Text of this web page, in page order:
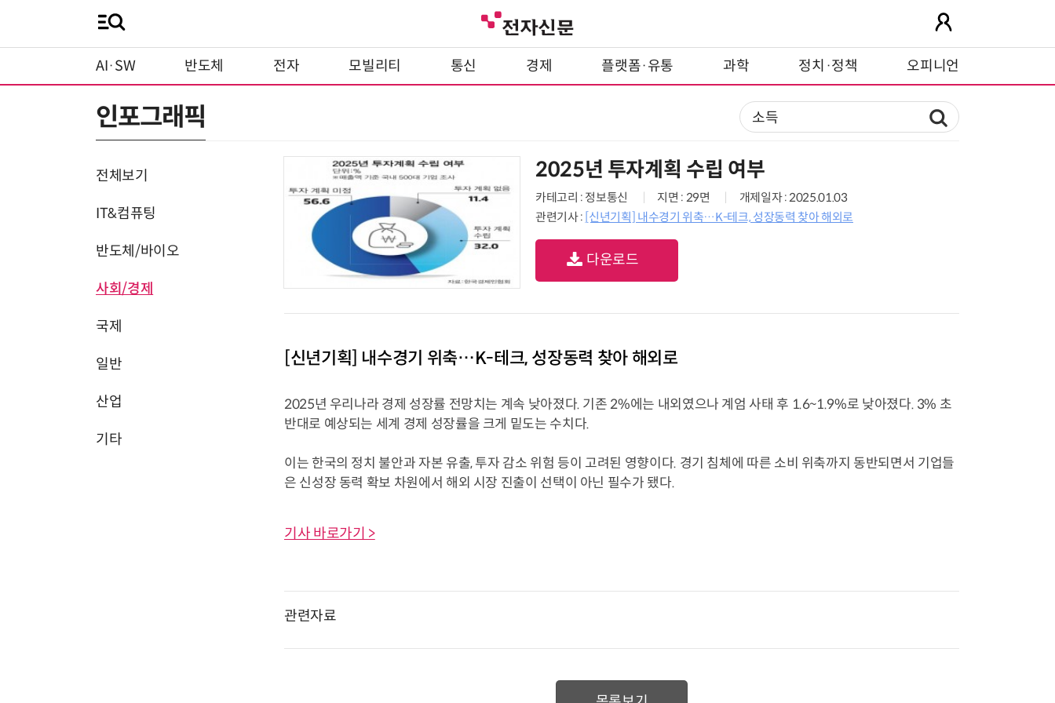
AI·SW 반도체 전자 모빌리티 통신 경제 플랫폼·유통 과학 정치·정책 오피니언
인포그래픽
전체보기
IT&컴퓨팅
반도체/바이오
사회/경제
국제
일반
산업
기타
2025년 투자계획 수립 여부
카테고리 : 정보통신 지면 : 29면
개제일자 : 2025.01.03
관련기사 : [신년기획] 내수경기 위축…K-테크, 성장동력 찾아 해외로
다운로드
[신년기획] 내수경기 위축…K-테크, 성장동력 찾아 해외로
2025년 우리나라 경제 성장률 전망치는 계속 낮아졌다. 기존 2%에는 내외였으나 계엄 사태 후 1.6~1.9%로 낮아졌다. 3% 초
반대로 예상되는 세계 경제 성장률을 크게 밑도는 수치다.
이는 한국의 정치 불안과 자본 유출, 투자 감소 위험 등이 고려된 영향이다. 경기 침체에 따른 소비 위축까지 동반되면서 기업들
은 신성장 동력 확보 차원에서 해외 시장 진출이 선택이 아닌 필수가 됐다.
기사 바로가기 >
관련자료